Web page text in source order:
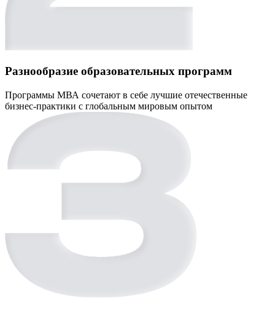
Разнообразие образовательных программ
Программы МВА сочетают в себе лучшие отечественные
бизнес-практики с глобальным мировым опытом